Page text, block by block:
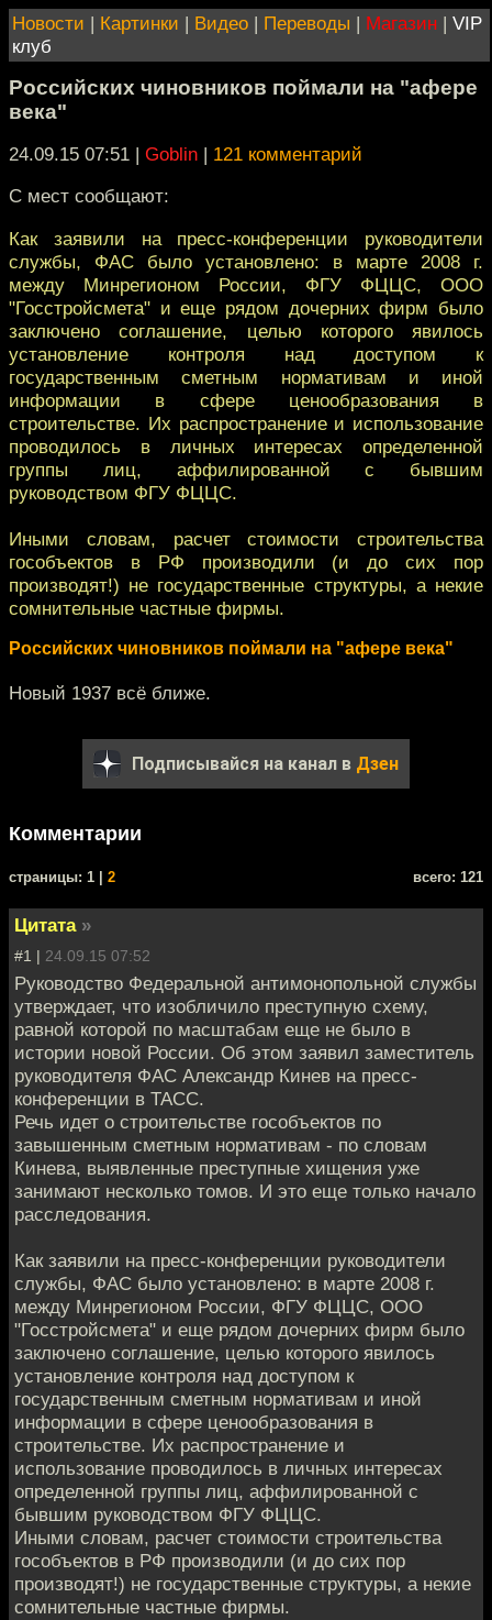
Новости | Картинки | Видео | Переводы | Магазин | VIP
клуб
Российских чиновников поймали на "афере
века"
24.09.15 07:51 | Goblin | 121 комментарий
С мест сообщают:
Как заявили на пресс-конференции руководители
службы, ФАС было установлено: в марте 2008 г.
между Минрегионом России, ФГУ ФЦЦС, ООО
"Госстройсмета" и еще рядом дочерних фирм было
заключено соглашение, целью которого явилось
установление контроля над доступом к
государственным сметным нормативам и иной
информации в сфере ценообразования в
строительстве. Их распространение и использование
проводилось в личных интересах определенной
группы лиц, аффилированной с бывшим
руководством ФГУ ФЦЦС.
Иными словам, расчет стоимости строительства
гособъектов в РФ производили (и до сих пор
производят!) не государственные структуры, а некие
сомнительные частные фирмы.
Российских чиновников поймали на "афере века"
Новый 1937 всё ближе.
Подписывайся на канал в Дзен
Комментарии
cтраницы: 1 | 2 всего: 121
Цитата »
#1 | 24.09.15 07:52
Руководство Федеральной антимонопольной службы
утверждает, что изобличило преступную схему,
равной которой по масштабам еще не было в
истории новой России. Об этом заявил заместитель
руководителя ФАС Александр Кинев на пресс-
конференции в ТАСС.
Речь идет о строительстве гособъектов по
завышенным сметным нормативам - по словам
Кинева, выявленные преступные хищения уже
занимают несколько томов. И это еще только начало
расследования.
Как заявили на пресс-конференции руководители
службы, ФАС было установлено: в марте 2008 г.
между Минрегионом России, ФГУ ФЦЦС, ООО
"Госстройсмета" и еще рядом дочерних фирм было
заключено соглашение, целью которого явилось
установление контроля над доступом к
государственным сметным нормативам и иной
информации в сфере ценообразования в
строительстве. Их распространение и
использование проводилось в личных интересах
определенной группы лиц, аффилированной с
бывшим руководством ФГУ ФЦЦС.
Иными словам, расчет стоимости строительства
гособъектов в РФ производили (и до сих пор
производят!) не государственные структуры, а некие
сомнительные частные фирмы.